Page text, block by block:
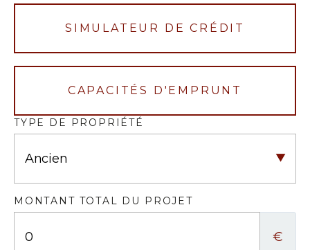
SIMULATEUR DE CRÉDIT
CAPACITÉS D'EMPRUNT